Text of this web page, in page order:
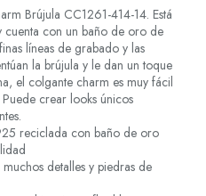
Brújula CC1261-414-14. Está
con un baño de oro de
líneas de grabado y las
la brújula y le dan un toque
el colgante charm es muy fácil
crear looks únicos
reciclada con baño de oro
detalles y piedras de